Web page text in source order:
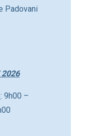
Padovani
2026
: 9h00 –